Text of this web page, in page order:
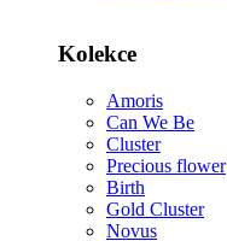
Kolekce
Amoris
Can We Be
Cluster
Precious flower
Birth
Gold Cluster
Novus